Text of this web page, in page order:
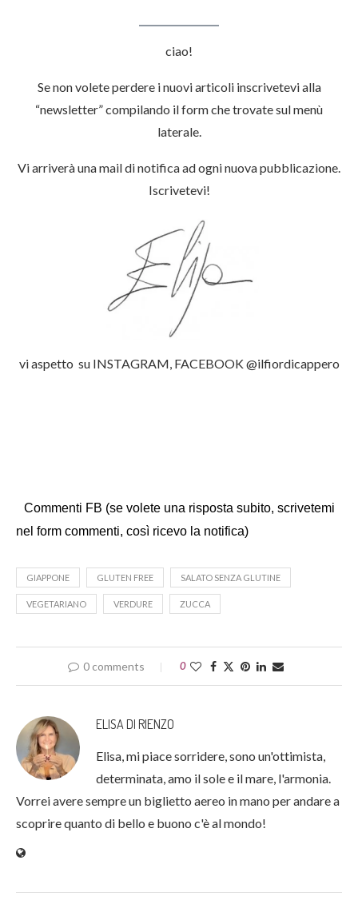
ciao!
Se non volete perdere i nuovi articoli inscrivetevi alla
“newsletter” compilando il form che trovate sul menù
laterale.
Vi arriverà una mail di notifica ad ogni nuova pubblicazione.
Iscrivetevi!
vi aspetto su INSTAGRAM, FACEBOOK @ilfiordicappero
Commenti FB (se volete una risposta subito, scrivetemi
nel form commenti, così ricevo la notifica)
GIAPPONE GLUTEN FREE SALATO SENZA GLUTINE
VEGETARIANO VERDURE ZUCCA
0 comments 0
ELISA DI RIENZO
Elisa, mi piace sorridere, sono un'ottimista,
determinata, amo il sole e il mare, l'armonia.
Vorrei avere sempre un biglietto aereo in mano per andare a
scoprire quanto di bello e buono c'è al mondo!